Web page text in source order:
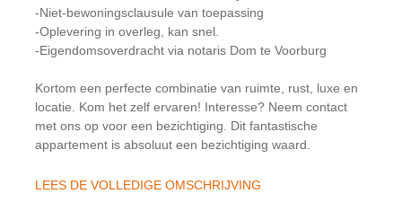
-Niet-bewoningsclausule van toepassing
-Oplevering in overleg, kan snel.
-Eigendomsoverdracht via notaris Dom te Voorburg
Kortom een perfecte combinatie van ruimte, rust, luxe en
locatie. Kom het zelf ervaren! Interesse? Neem contact
met ons op voor een bezichtiging. Dit fantastische
appartement is absoluut een bezichtiging waard.
LEES DE VOLLEDIGE OMSCHRIJVING